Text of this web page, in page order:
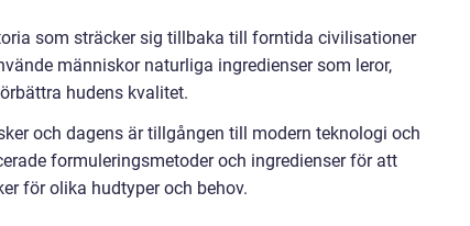
som sträcker sig tillbaka till forntida civilisationer
människor naturliga ingredienser som leror,
hudens kvalitet.
och dagens är tillgången till modern teknologi och
formuleringsmetoder och ingredienser för att
för olika hudtyper och behov.